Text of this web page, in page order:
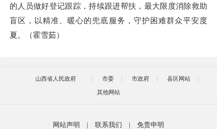
的人员做好登记跟踪，持续跟进帮扶，最大限度消除救助
盲区，以精准、暖心的兜底服务，守护困难群众平安度
夏。（霍雪茹）
山西省人民政府 市委 市政府
县区网站
其他网站
网站声明 联系我们 免责申明